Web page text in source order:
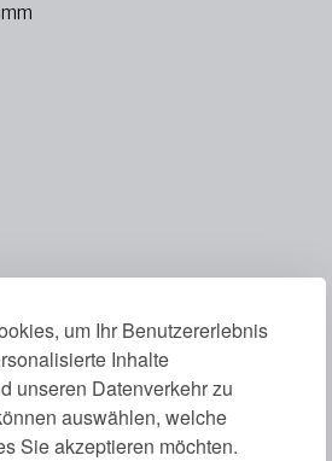
um Ihr Benutzererlebnis
Inhalte
unseren Datenverkehr zu
auswählen, welche
Sie akzeptieren möchten.